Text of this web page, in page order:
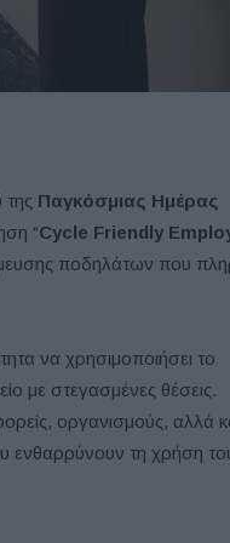
Παγκόσμιας Ημέρας
“Cycle Friendly
ποδηλάτων που
να χρησιμοποιήσει το
με στεγασμένες θέσεις.
οργανισμούς, αλλά
ενθαρρύνουν τη χρήση